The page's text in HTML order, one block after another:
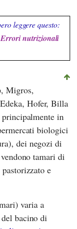
leggere questo:
Errori nutrizionali
, Migros,
Edeka, Hofer,Billa
in
biologici
), dei negozi di
tamari di
e
varia a
bacino di